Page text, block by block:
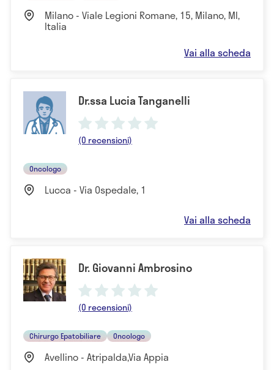
Milano - Viale Legioni Romane, 15, Milano, MI,
Italia
Vai alla scheda
Dr.ssa Lucia Tanganelli
(0 recensioni)
Oncologo
Lucca - Via Ospedale, 1
Vai alla scheda
Dr. Giovanni Ambrosino
(0 recensioni)
Chirurgo Epatobiliare Oncologo
Avellino - Atripalda,Via Appia